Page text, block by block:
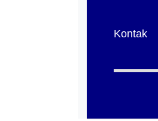
Kontak